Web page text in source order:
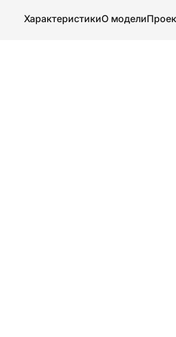
ХарактеристикиО модели